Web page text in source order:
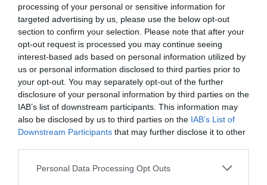
processing of your personal or sensitive information for
targeted advertising by us, please use the below opt-out
section to confirm your selection. Please note that after your
opt-out request is processed you may continue seeing
interest-based ads based on personal information utilized by
us or personal information disclosed to third parties prior to
your opt-out. You may separately opt-out of the further
disclosure of your personal information by third parties on the
IAB’s list of downstream participants. This information may
also be disclosed by us to third parties on the IAB’s List of
Downstream Participants that may further disclose it to other
Personal Data Processing Opt Outs